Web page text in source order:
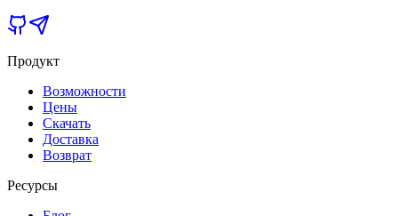
Продукт
Возможности
Цены
Скачать
Доставка
Возврат
Ресурсы